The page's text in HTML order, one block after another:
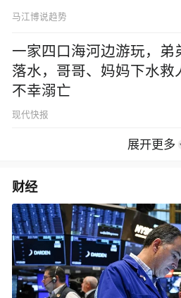
马江博说趋势
一家四口海河边游玩，弟
落水，哥哥、妈妈下水救
不幸溺亡
现代快报
展开更多
财经